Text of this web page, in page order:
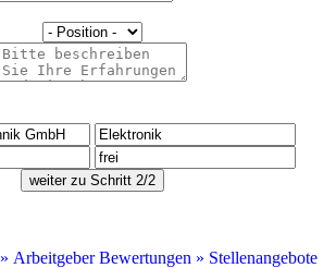
» Arbeitgeber Bewertungen » Stellenangebote